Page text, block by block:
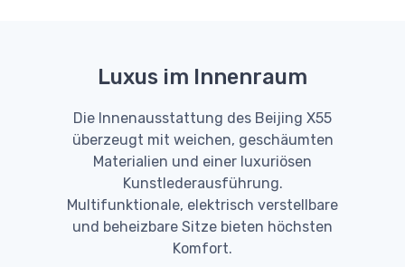
Luxus im Innenraum
Die Innenausstattung des Beijing X55
überzeugt mit weichen, geschäumten
Materialien und einer luxuriösen
Kunstlederausführung.
Multifunktionale, elektrisch verstellbare
und beheizbare Sitze bieten höchsten
Komfort.